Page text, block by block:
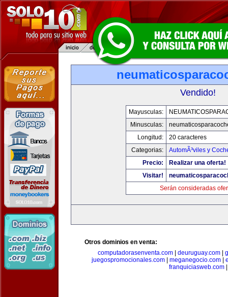
Vendido!
Mayusculas:
Minusculas:
Longitud:
20 caracteres
Categorias:
AutomÃ³viles y
Precio:
Realizar una oferta!
Visitar!
Serán consideradas
Otros dominios en venta:
computadorasenventa.com| deuruguay.com|
juegospromocionales.com
meganegocio.com
franquiciasweb.com|